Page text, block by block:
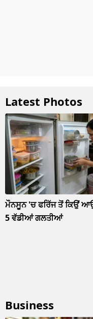
Latest Photos
ਮੌਨਸੂਨ 'ਚ ਫਰਿੱਜ ਤੋਂ ਕਿਉਂ
5 ਵੱਡੀਆਂ ਗਲਤੀਆਂ
Business